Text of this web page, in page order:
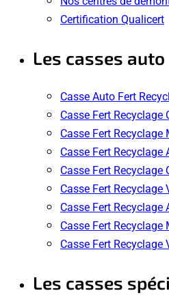
Certification Qualicert
Les casses
Casse Auto Fert
Casse Fert Recyclage
Casse Fert Recyclage
Casse Fert Recyclage
Casse Fert Recyclage
Casse Fert Recyclage
Casse Fert Recyclage
Casse Fert
Casse Fert Recyclage
Les casses